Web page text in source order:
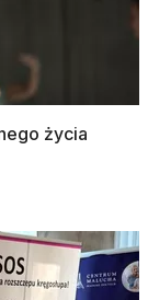
życia